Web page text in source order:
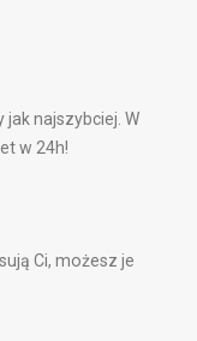
słonecznych
jak najszybciej. W
w 24h!
Ci, możesz je